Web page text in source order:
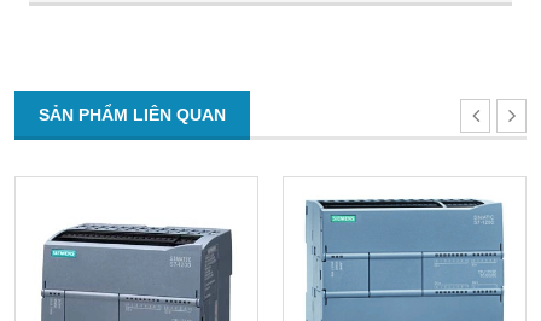
SẢN PHẨM LIÊN QUAN